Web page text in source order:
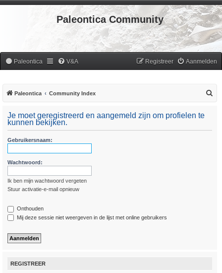
Paleontica Community
Paleontica V&A Aanmelden
Registreer
Paleontica Community Index
Je moet geregistreerd en aangemeld zijn om profielen te
kunnen bekijken.
Gebruikersnaam:
Wachtwoord:
Ik ben mijn wachtwoord vergeten
Stuur activatie-e-mail opnieuw
Onthouden
Mij deze sessie niet weergeven in de lijst met online gebruikers
REGISTREER